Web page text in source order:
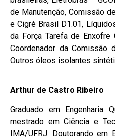
de Manutenção, Comissão
e Cigré Brasil D1.01,
da Força Tarefa de
Coordenador da Comissão
Outros óleos isolantes
Arthur de Castro Ribeiro
Graduado em Engenharia
mestrado em Ciência e
IMA/UFRJ. Doutorando em